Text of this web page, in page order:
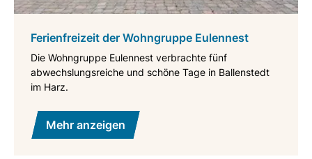
Ferienfreizeit der Wohngruppe Eulennest
Die Wohngruppe Eulennest verbrachte fünf
abwechslungsreiche und schöne Tage in Ballenstedt
im Harz.
Mehr anzeigen